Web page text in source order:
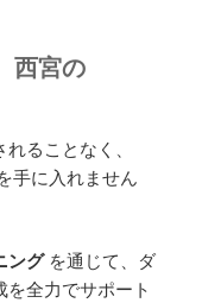
西宮の
ることなく、
手に入れません
ングを通じて、ダ
全力でサポート